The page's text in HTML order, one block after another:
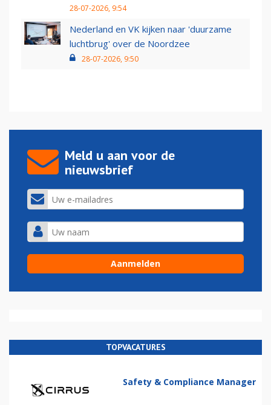
28-07-2026, 9:54
Nederland en VK kijken naar 'duurzame
luchtbrug' over de Noordzee
28-07-2026, 9:50
Meld u aan voor de
nieuwsbrief
TOPVACATURES
Safety & Compliance Manager